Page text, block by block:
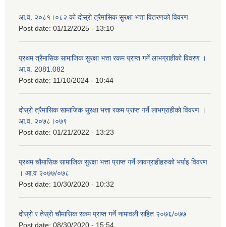
आ.व. २०८१।०८२ को दोस्रो त्रैमासिक सुरक्षा भत्ता वितरणको विवरण
Post date: 01/12/2025 - 13:10
प्रथम त्रैमासिक सामाजिक सुरक्षा भत्ता रकम प्राप्त गर्ने लाभग्राहीको विवरण ।
आ.व. 2081.082
Post date: 11/10/2024 - 10:44
दोस्रो त्रैमासिक सामाजिक सुरक्षा भत्ता रकम प्राप्त गर्ने लाभग्राहीको विवरण ।
आ.व. २०७८।०७९
Post date: 01/21/2022 - 13:23
प्रथम चौमासिक सामाजिक सुरक्षा भत्ता प्राप्त गर्ने लावग्राहीहरुको भर्पाइ विवरण
। आ.व २०७७/०७८
Post date: 10/30/2020 - 10:32
दोस्रो र तेस्रो चौमासिक रकम प्राप्त गर्ने नामावली सहित २०७६/०७७
Post date: 08/30/2020 - 15:54